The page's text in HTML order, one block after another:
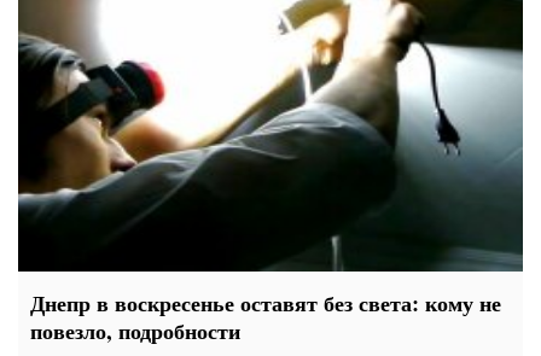
Днепр в воскресенье оставят без света: кому не
повезло, подробности